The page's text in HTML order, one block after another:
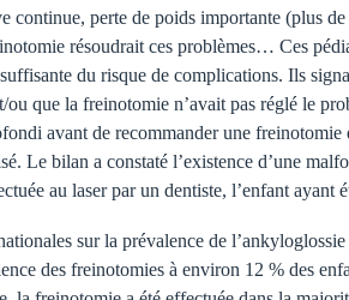
continue, perte de poids importante (plus
résoudrait ces problèmes… Ces
du risque de complications. Ils
ou que la freinotomie n’avait pas réglé le
avant de recommander une
Le bilan a constaté l’existence d’une
au laser par un dentiste, l’enfant ayant
sur la prévalence de
des freinotomies à environ 12 % des